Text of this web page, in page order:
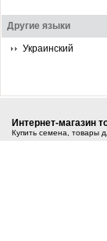
Другие языки
Украинский
Интернет-магазин
Купить семена, товары